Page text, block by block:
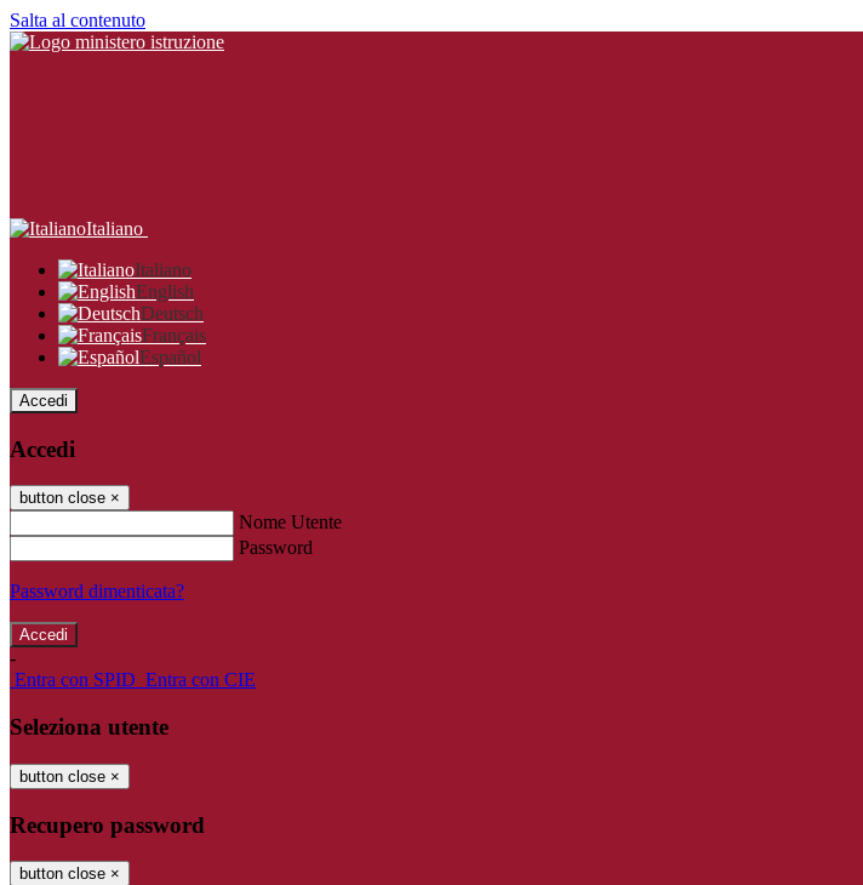
Salta al contenuto
Italiano
Italiano
English
Deutsch
Français
Español
Accedi
Accedi
button close ×
Nome Utente
Password
Password dimenticata?
-
Entra con SPID Entra con CIE
Seleziona utente
button close ×
Recupero password
button close ×